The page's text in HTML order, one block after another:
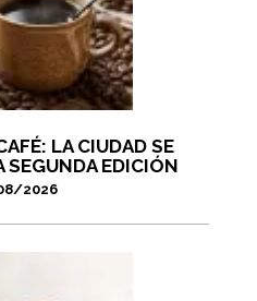
LA CIUDAD SE
SEGUNDA EDICIÓN
2026